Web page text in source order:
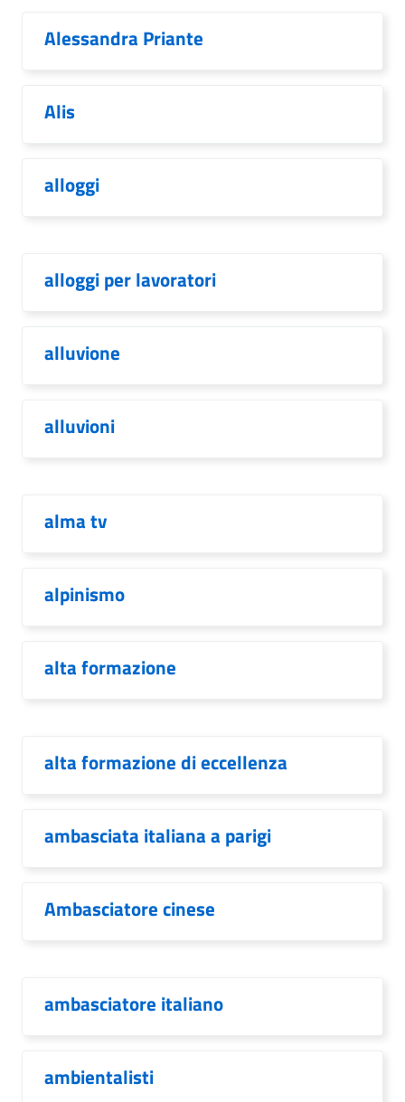
Alessandra Priante
Alis
alloggi
alloggi per lavoratori
alluvione
alluvioni
alma tv
alpinismo
alta formazione
alta formazione di eccellenza
ambasciata italiana a parigi
Ambasciatore cinese
ambasciatore italiano
ambientalisti